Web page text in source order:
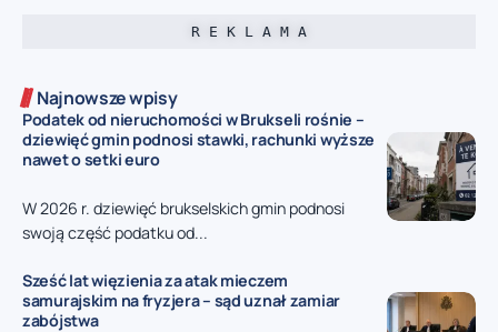
R E K L A M A
Najnowsze wpisy
Podatek od nieruchomości w Brukseli rośnie –
dziewięć gmin podnosi stawki, rachunki wyższe
nawet o setki euro
W 2026 r. dziewięć brukselskich gmin podnosi
swoją część podatku od...
Sześć lat więzienia za atak mieczem
samurajskim na fryzjera – sąd uznał zamiar
zabójstwa